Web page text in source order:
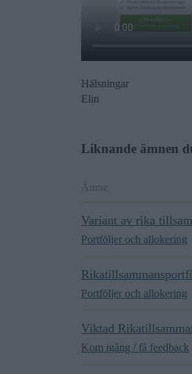
Hälsningar
Elin
Liknande ämnen
Ämne
Variant av rika
Portföljer och allokering
Portföljer och allokering
Viktad
Kom igång / få feedback